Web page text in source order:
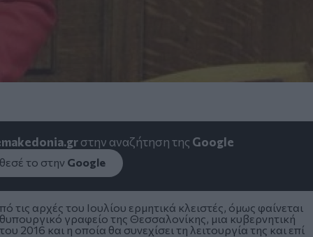
στην αναζήτηση της Google
το στην Google
τις αρχές του Ιουλίου ερμητικά κλειστές, όμως φαίνεται
γραφείο της Θεσσαλονίκης, μια κυβερνητική
2016 και η οποία θα συνεχίσει τη λειτουργία της και επί